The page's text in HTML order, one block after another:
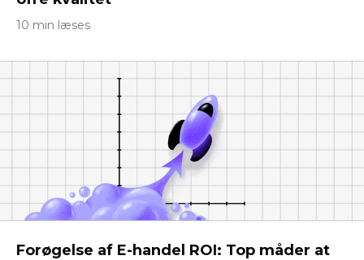
10 min læses
Forøgelse af E-handel ROI: Top måder at